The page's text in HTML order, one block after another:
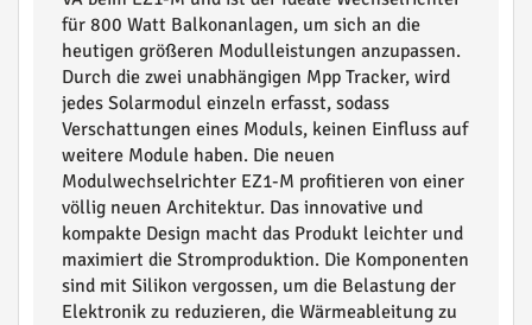
für 800 Watt Balkonanlagen, um sich an die
heutigen größeren Modulleistungen anzupassen.
Durch die zwei unabhängigen Mpp Tracker, wird
jedes Solarmodul einzeln erfasst, sodass
Verschattungen eines Moduls, keinen Einfluss auf
weitere Module haben. Die neuen
Modulwechselrichter EZ1-M profitieren von einer
völlig neuen Architektur. Das innovative und
kompakte Design macht das Produkt leichter und
maximiert die Stromproduktion. Die Komponenten
sind mit Silikon vergossen, um die Belastung der
Elektronik zu reduzieren, die Wärmeableitung zu